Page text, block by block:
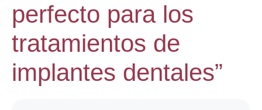
perfecto para los
tratamientos de
implantes dentales”